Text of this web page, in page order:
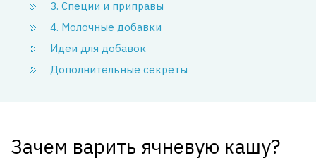
3. Специи и приправы
4. Молочные добавки
Идеи для добавок
Дополнительные секреты
Зачем варить ячневую кашу?